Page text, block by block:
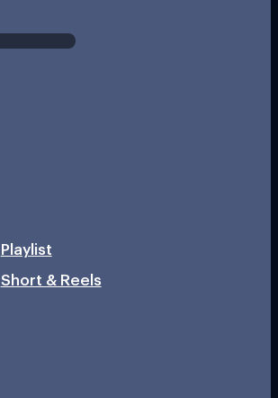
Playlist
Short & Reels